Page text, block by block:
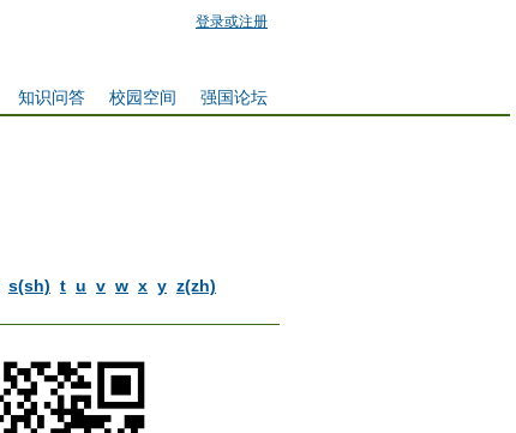
登录或注册
强国论坛
校园空间
知识问答
s(sh) t u v w x y z(zh)